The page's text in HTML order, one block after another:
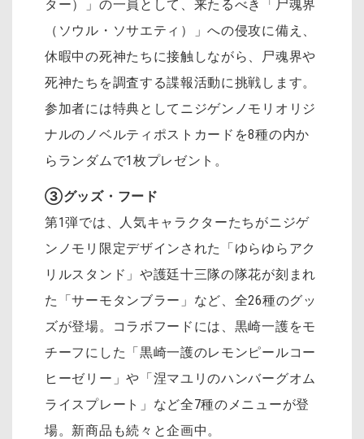
ター）」の一員として、来たるべき「尸魂界
（ソウル・ソサエティ）」への侵攻に備え、
休暇中の死神たちに接触しながら、尸魂界や
死神たちを調査する諜報活動に挑戦します。
参加者には特典としてニジゲンノモリオリジ
ナルのノベルティポストカードを8種の内か
らランダムで1枚プレゼント。
③グッズ・フード
第1弾では、人気キャラクターたちがニジゲ
ンノモリ限定デザインされた「ゆらゆらアク
リルスタンド」や護廷十三隊の隊花が刻まれ
た「サーモタンブラー」など、全26種のグッ
ズが登場。コラボフードには、黒崎一護をモ
チーフにした「黒崎一護のレモンピールコー
ヒーゼリー」や「涅マユリのハンバーグオム
ライスプレート」など全7種のメニューが登
場。新商品も続々と企画中。